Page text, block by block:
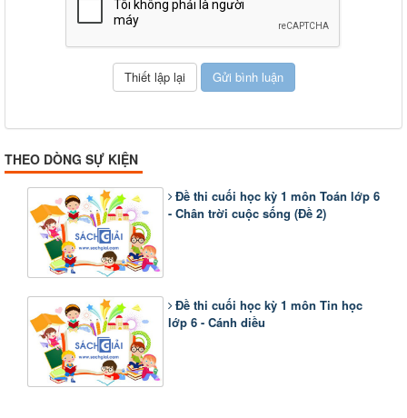
THEO DÒNG SỰ KIỆN
Đề thi cuối học kỳ 1 môn Toán lớp 6
- Chân trời cuộc sống (Đề 2)
Đề thi cuối học kỳ 1 môn Tin học
lớp 6 - Cánh diều